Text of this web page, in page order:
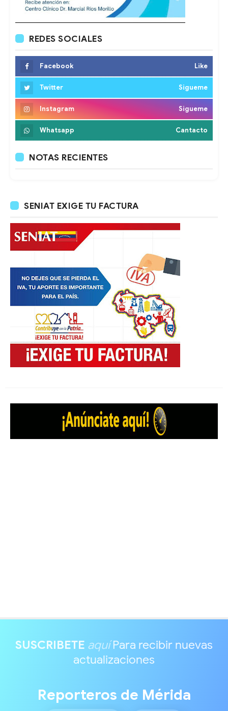
REDES SOCIALES
Facebook Like
Twitter Sigueme
Instagram Sigueme
Whatsapp Cantacto
NOTAS RECIENTES
SENIAT EXIGE TU FACTURA
SUSCRIBETE aquíPara recibir nuevas
actualizaciones
Reporteros de Mérida